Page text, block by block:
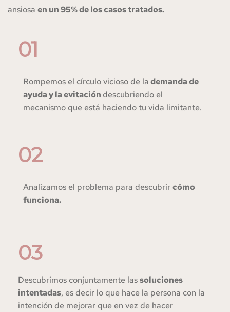
ansiosa en un 95% de los casos tratados.
01
Rompemos el círculo vicioso de la demanda de
ayuda y la evitación descubriendo el
mecanismo que está haciendo tu vida limitante.
02
Analizamos el problema para descubrir cómo
funciona.
03
Descubrimos conjuntamente las soluciones
intentadas, es decir lo que hace la persona con la
intención de mejorar que en vez de hacer